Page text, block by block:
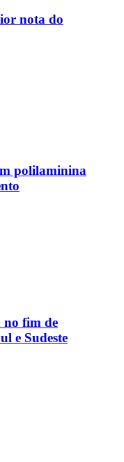
nota do
polilaminina
no fim de
e Sudeste